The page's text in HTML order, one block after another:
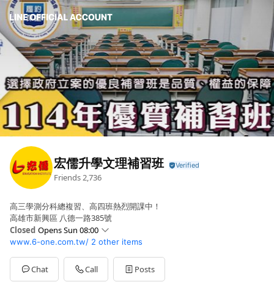
宏儒升學文理補習班
Friends2,736
高三學測分科總複習、高四班熱烈開課中！
高雄市新興區 八德一路385號
Closed Opens Sun 08:00
Sun08:00 - 17:30
Mon08:00 - 22:00
Tue08:00 - 22:00
Wed08:00 - 22:00
www.6-one.com.tw/ 2 other items
Chat Call Posts